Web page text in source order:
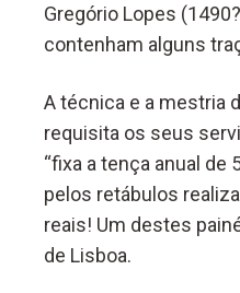
Gregório Lopes
contenham alguns
A técnica e a mestria
requisita os seus
“fixa a tença anual de
pelos retábulos
reais! Um destes
de Lisboa.